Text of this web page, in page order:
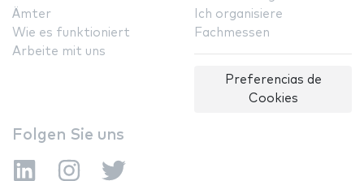
Ämter
Wie es funktioniert
Arbeite mit uns
Ich organisiere
Fachmessen
Preferencias de
Cookies
Folgen Sie uns